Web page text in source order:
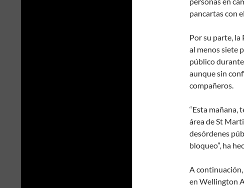
pancartas con
Por su parte,
al menos siete
público
aunque sin
compañeros.
“Esta mañana,
área de St
desórdenes
bloqueo”, ha
A
en Wellington